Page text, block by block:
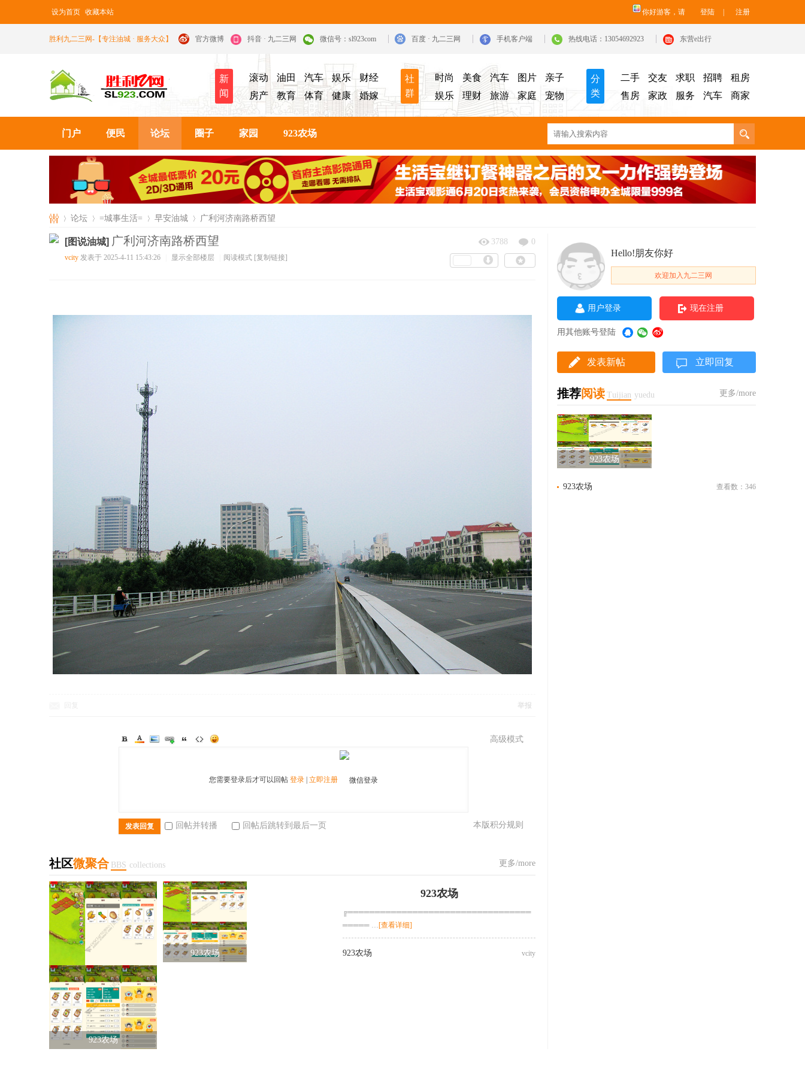
设为首页 收藏本站 你好游客，请 登陆 注册
胜利九二三网-【专注油城 · 服务大众】 官方微博 抖音 · 九二三网 微信号：sl923com 百度 · 九二三网 手机客户端 热线电话：13054692923 东营e出行
新
闻
滚动 油田 汽车 娱乐
财经
房产
教育 体育 健康 婚嫁
社
群
时尚 美食 汽车 图片
亲子
娱乐
理财 旅游 家庭 宠物
分
类
二手 交友 求职 招聘
租房
售房
家政 服务 汽车 商家
门户 便民 论坛 圈子 家园 923农场
论坛 =城事生活= 早安油城 广利河济南路桥西望
[图说油城] 广利河济南路桥西望
vcity 发表于 2025-4-11 15:43:26 显示全部楼层 阅读模式 [复制链接]
0
3788
举报
高级模式
您需要登录后才可以回帖 登录 立即注册
本版积分规则
发表回复 回帖并转播 回帖后跳转到最后一页
社区微聚合 BBS collections 更多/more
923农场
923农场
923农场
╔══════════════════════════════════
═════ …[查看详细]
923农场 vcity
Hello!朋友你好
欢迎加入九二三网
用户登录 现在注册
用其他账号登陆
发表新帖 立即回复
推荐阅读 Tuijian yuedu 更多/more
923农场
923农场 查看数：346